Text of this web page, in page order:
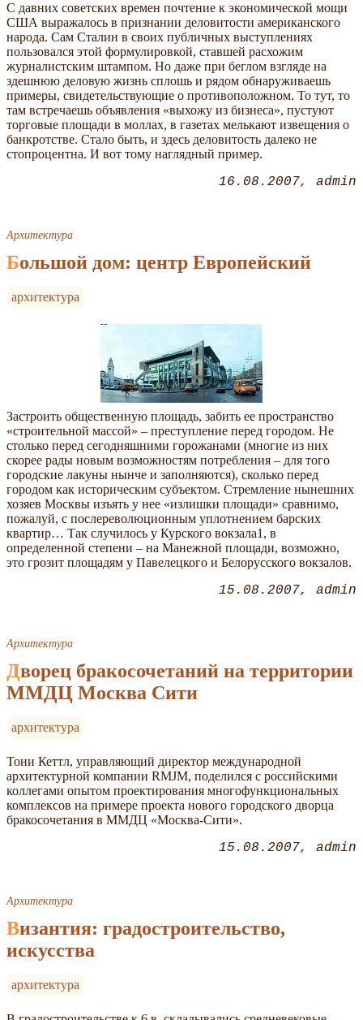
C давних советских времен почтение к экономической мощи
США выражалось в признании деловитости американского
народа. Сам Сталин в своих публичных выступлениях
пользовался этой формулировкой, ставшей расхожим
журналистским штампом. Но даже при беглом взгляде на
здешнюю деловую жизнь сплошь и рядом обнаруживаешь
примеры, свидетельствующие о противоположном. То тут, то
там встречаешь объявления «выхожу из бизнеса», пустуют
торговые площади в моллах, в газетах мелькают извещения о
банкротстве. Стало быть, и здесь деловитость далеко не
стопроцентна. И вот тому наглядный пример.
16.08.2007 admin
Архитектура
Большой дом: центр Европейский
архитектура
Застроить общественную площадь, забить ее пространство
«строительной массой» – преступление перед городом. Не
столько перед сегодняшними горожанами (многие из них
скорее рады новым возможностям потребления – для того
городские лакуны нынче и заполняются), сколько перед
городом как историческим субъектом. Стремление нынешних
хозяев Москвы изъять у нее «излишки площади» сравнимо,
пожалуй, с послереволюционным уплотнением барских
квартир… Так случилось у Курского вокзала1, в
определенной степени – на Манежной площади, возможно,
это грозит площадям у Павелецкого и Белорусского вокзалов.
15.08.2007 admin
Архитектура
Дворец бракосочетаний на территории
ММДЦ Москва Сити
архитектура
Тони Кеттл, управляющий директор международной
архитектурной компании RMJM, поделился с российскими
коллегами опытом проектирования многофункциональных
комплексов на примере проекта нового городского дворца
бракосочетания в ММДЦ «Москва-Сити».
15.08.2007 admin
Архитектура
Византия: градостроительство,
искусства
архитектура